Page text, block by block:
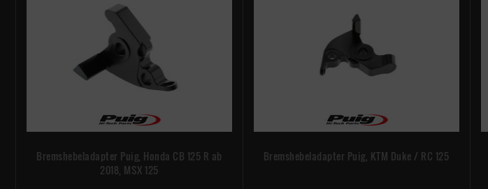
Bremshebeladapter Puig, Honda CB 125 R ab
2018, MSX 125
Bremshebeladapter Puig, KTM Duke / RC 125